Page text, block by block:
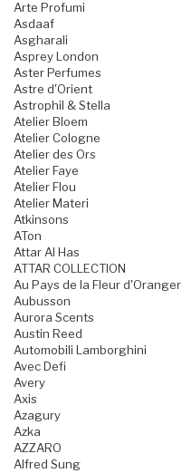
Arte Profumi
Asdaaf
Asgharali
Asprey London
Aster Perfumes
Astre d'Orient
Astrophil & Stella
Atelier Bloem
Atelier Cologne
Atelier des Ors
Atelier Faye
Atelier Flou
Atelier Materi
Atkinsons
ATon
Attar Al Has
ATTAR COLLECTION
Au Pays de la Fleur d'Oranger
Aubusson
Aurora Scents
Austin Reed
Automobili Lamborghini
Avec Defi
Avery
Axis
Azagury
Azka
AZZARO
Alfred Sung